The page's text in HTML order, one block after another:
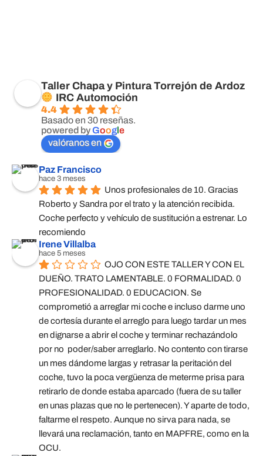
Taller Chapa y Pintura Torrejón de Ardoz
IRC Automoción
4.4
Basado en 30 reseñas.
powered byGoog e
valóranos en
Paz Francisco
hace 3 meses
Unos profesionales de 10. Gracias
Roberto y Sandra por el trato y la atención recibida.
Coche perfecto y vehículo de sustitución a estrenar. Lo
recomiendo
Irene Villalba
hace 5 meses
OJO CON ESTE TALLER Y CON EL
DUEÑO. TRATO LAMENTABLE. 0 FORMALIDAD. 0
PROFESIONALIDAD. 0 EDUCACION. Se
comprometió a arreglar mi coche e incluso darme uno
de cortesía durante el arreglo para luego tardar un mes
en dignarse a abrir el coche y terminar rechazándolo
por no  poder/saber arreglarlo. No contento con tirarse
un mes dándome largas y retrasar la peritación del
coche, tuvo la poca vergüenza de meterme prisa para
retirarlo de donde estaba aparcado (fuera de su taller
en unas plazas que no le pertenecen). Y aparte de todo,
faltarme el respeto. Aunque no sirva para nada, se
llevará una reclamación, tanto en MAPFRE, como en la
OCU.